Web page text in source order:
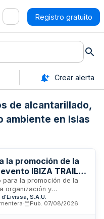
Registro gratuito
Crear alerta
de alcantarillado,
ambiente en Islas
la promoción de la
IBIZA TRAIL
para la promoción de la
organización y
TRAIL MARATÓN
y repercusión
S.A.U.
Pub. 07/08/2026